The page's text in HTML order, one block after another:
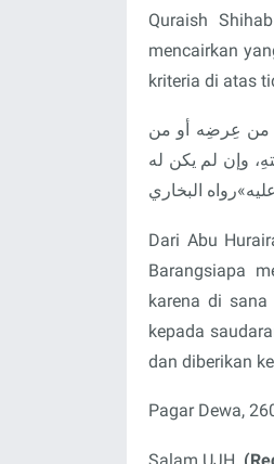
Quraish
mencairkan
kriteria di atas
من عِرضِه أو من
وإن لم يكن له
البخاري
Dari Abu
Barangsiapa
karena di
kepada
dan diberikan
Pagar Dewa,
Salam UJH.